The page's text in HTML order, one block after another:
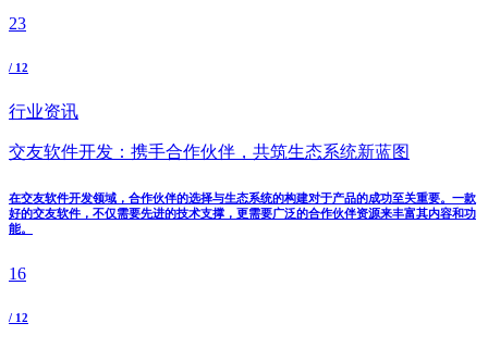
23
/ 12
行业资讯
交友软件开发：携手合作伙伴，共筑生态系统新蓝图
在交友软件开发领域，合作伙伴的选择与生态系统的构建对于产品的成功至关重要。一款
好的交友软件，不仅需要先进的技术支撑，更需要广泛的合作伙伴资源来丰富其内容和功
能。
16
/ 12